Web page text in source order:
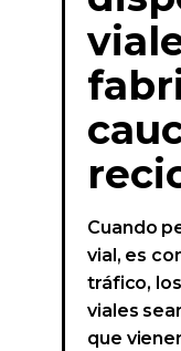
Cuando
vial, es
tráfico,
viales
que